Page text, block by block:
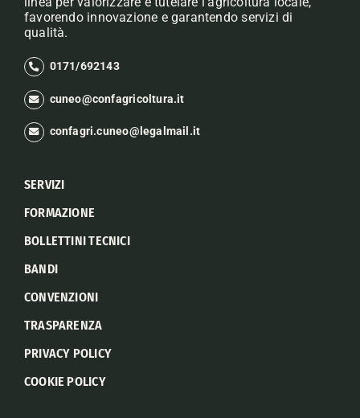
favorendo innovazione e garantendo servizi di
qualità.
0171/692143
cuneo@confagricoltura.it
confagri.cuneo@legalmail.it
SERVIZI
FORMAZIONE
BOLLETTINI TECNICI
BANDI
CONVENZIONI
TRASPARENZA
PRIVACY POLICY
COOKIE POLICY